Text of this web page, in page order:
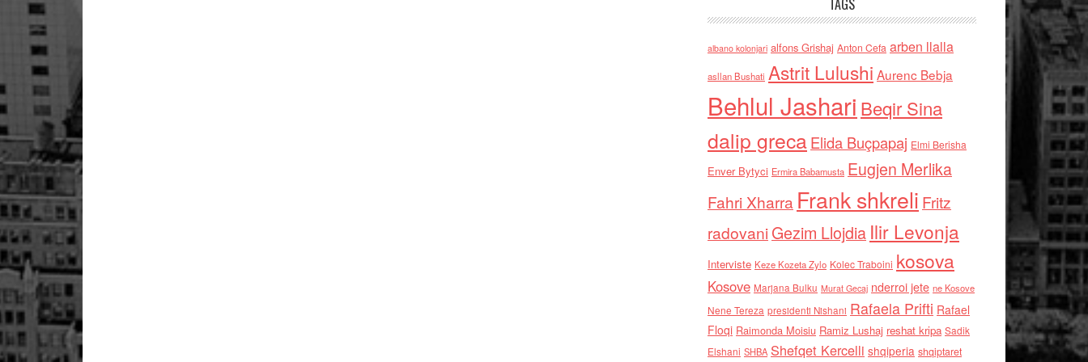
TAGS
albano kolonjari alfons Grishaj Anton Cefa arben llalla
asllan Bushati Astrit Lulushi Aurenc Bebja
Behlul Jashari Beqir Sina
dalip grecaElida Buçpapaj Elmi Berisha
Enver Bytyci Ermira Babamusta Eugjen Merlika
Fahri Xharra Frank shkreli Fritz
radovaniGezim Llojdia Ilir Levonja
Interviste Keze Kozeta Zylo Kolec Traboini kosova
Kosove Marjana Bulku Murat Gecaj nderroi jete ne Kosove
Nene Tereza presidenti Nishani Rafaela Prifti Rafael
Floqi Raimonda Moisiu Ramiz Lushaj reshat kripa Sadik
Elshani SHBA Shefqet Kercelli shqiperia shqiptaret